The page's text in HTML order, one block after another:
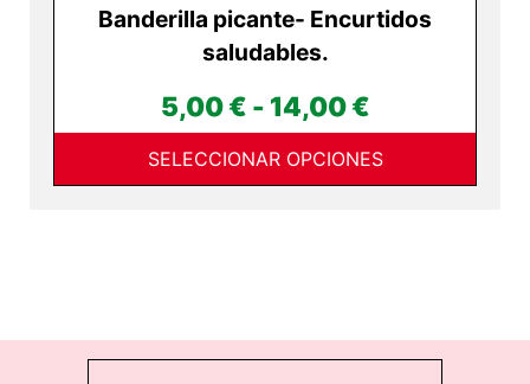
Banderilla picante- Encurtidos
saludables.
5,00€ - 14,00€Rango
de
precios:
14,00 €
SELECCIONAR OPCIONES